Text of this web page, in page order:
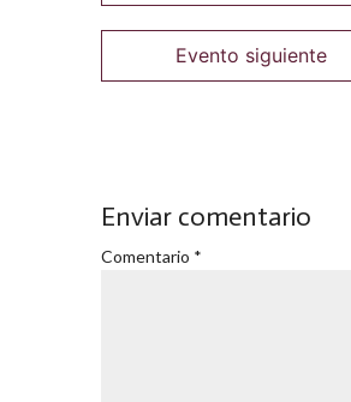
Evento siguiente
Enviar comentario
Comentario *